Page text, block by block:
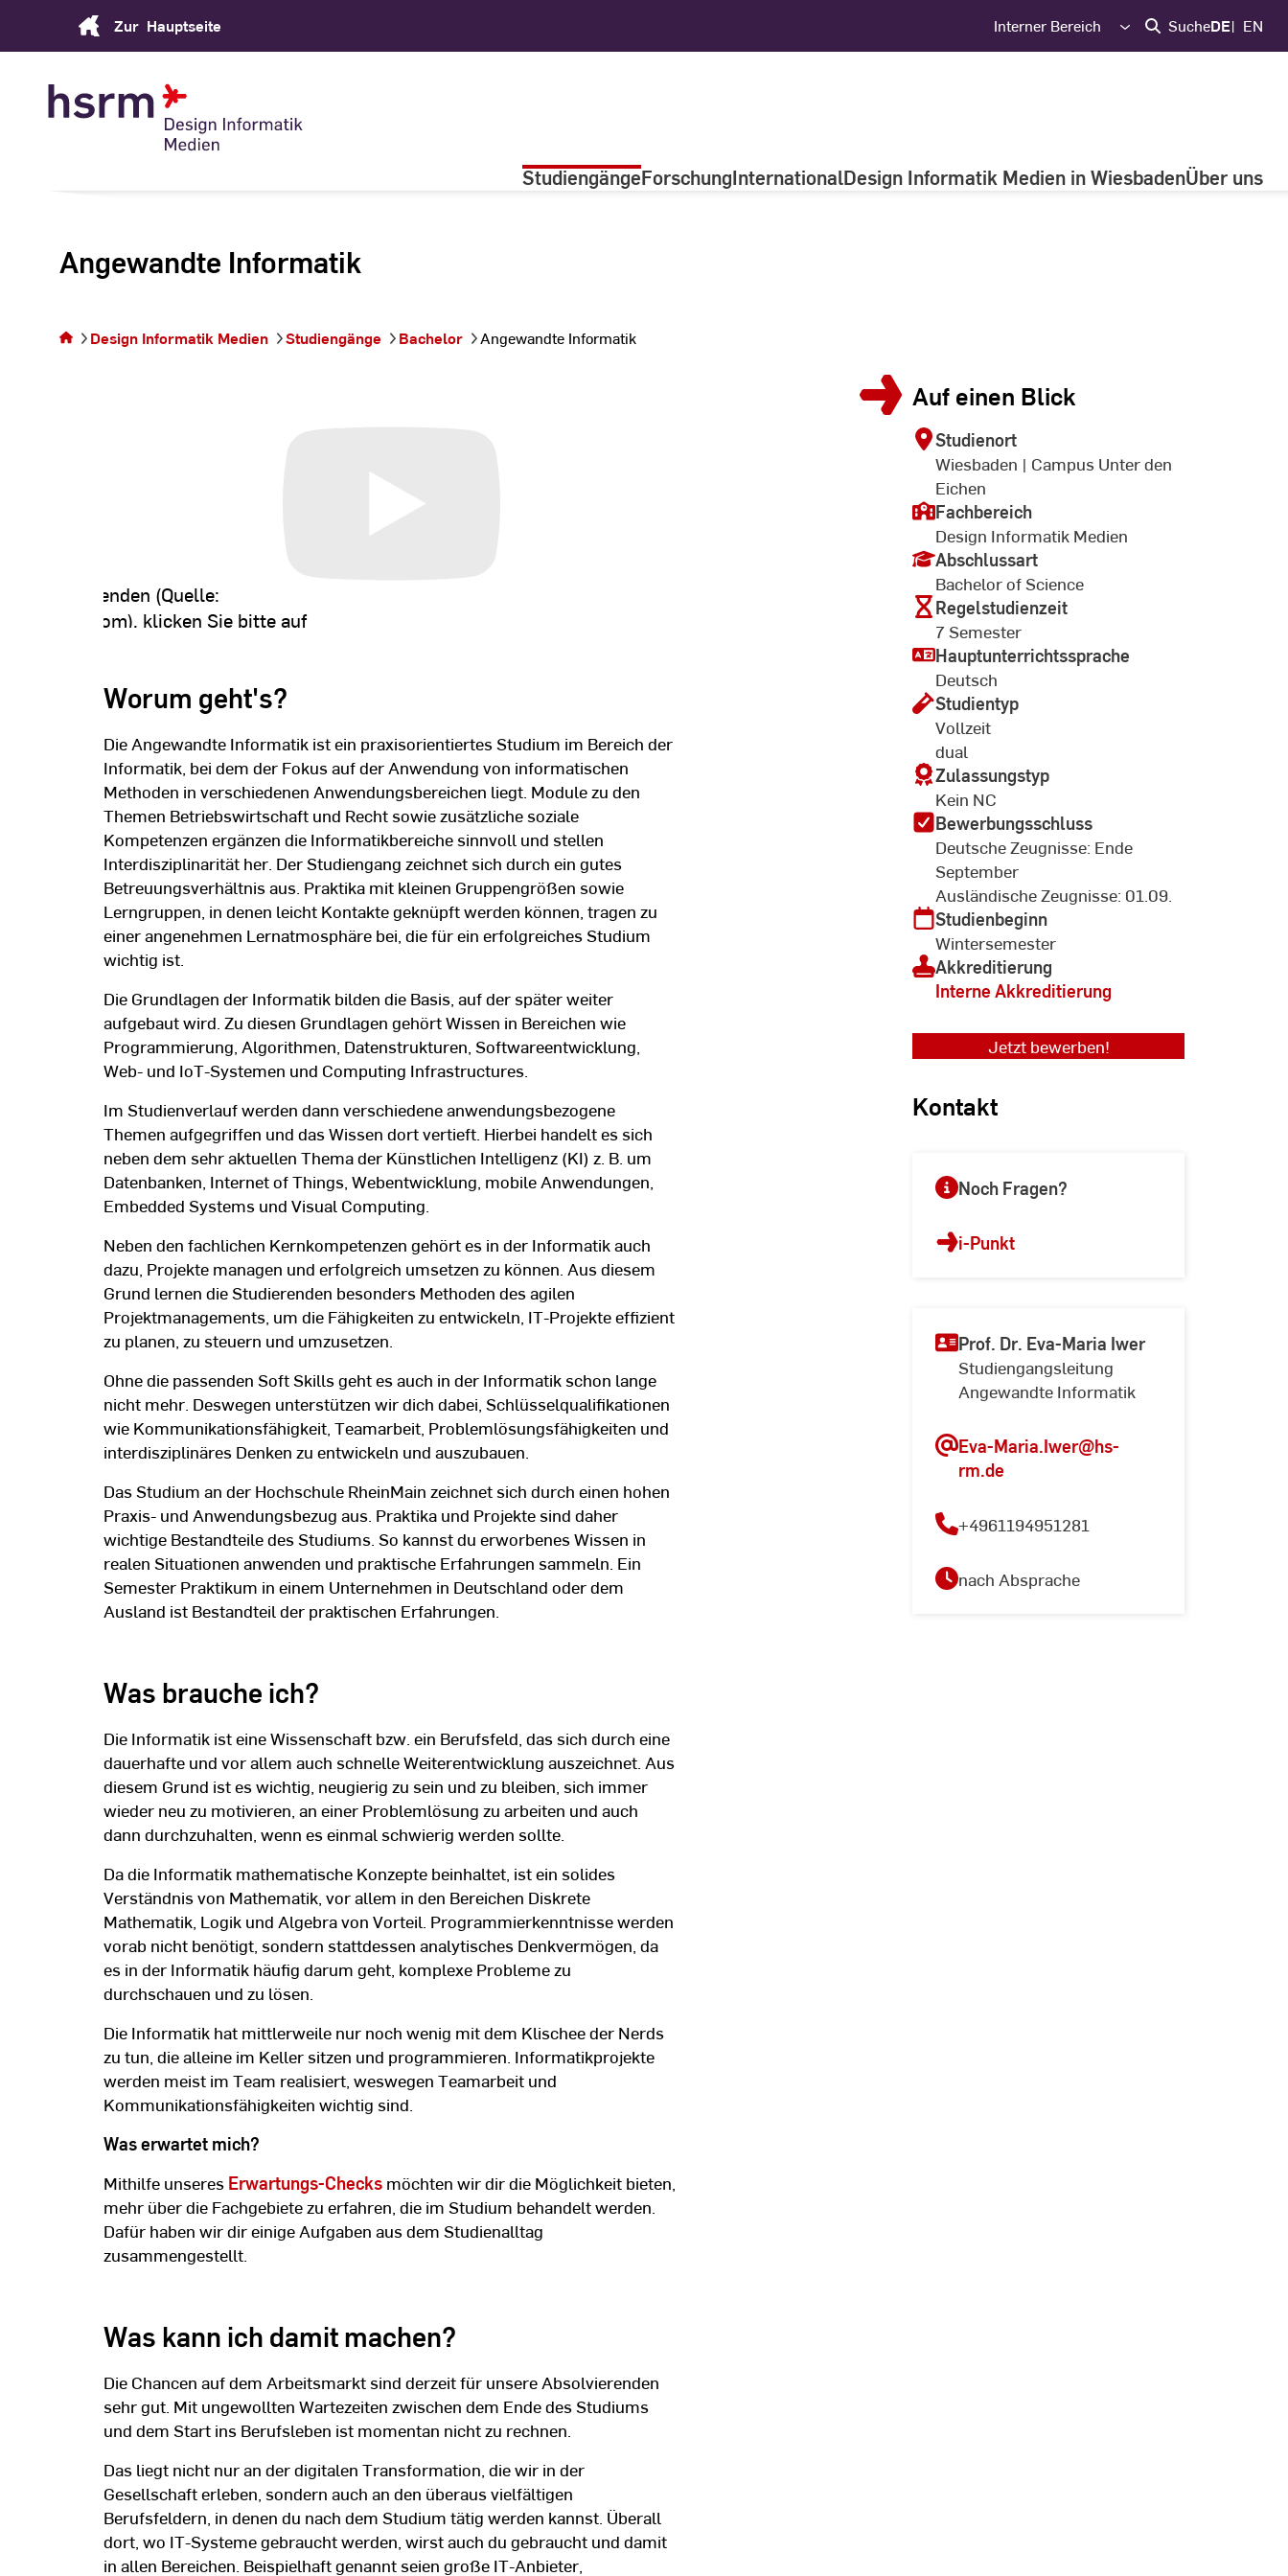
Zur Hauptseite Interner Bereich SucheDE EN
StudiengängeForschungInternationalDesign Informatik Medien in WiesbadenÜber uns
Angewandte Informatik
SeiteDesign Informatik Medien Studiengänge Bachelor Angewandte Informatik
Auf einen Blick
Studienort
Wiesbaden | Campus Unter den
Eichen
Fachbereich
Design Informatik Medien
Abschlussart
Bachelor of Science
Regelstudienzeit
7 Semester
Hauptunterrichtssprache
Deutsch
Studientyp
Vollzeit
dual
Zulassungstyp
Kein NC
Bewerbungsschluss
Deutsche Zeugnisse: Ende
September
Ausländische Zeugnisse: 01.09.
Studienbeginn
Wintersemester
Akkreditierung
Interne Akkreditierung
Jetzt bewerben!
Kontakt
Noch Fragen?
i-Punkt
Prof. Dr. Eva-Maria Iwer
Studiengangsleitung
Angewandte Informatik
Eva-Maria.Iwer@hs-
rm.de
+4961194951281
nach Absprache
zu verwenden (Quelle:
nocookie.com), klicken Sie bitte auf
oder Cookies gespeichert werden
.
Worum geht's?
Die Angewandte Informatik ist ein praxisorientiertes Studium im Bereich der
Informatik, bei dem der Fokus auf der Anwendung von informatischen
Methoden in verschiedenen Anwendungsbereichen liegt. Module zu den
Themen Betriebswirtschaft und Recht sowie zusätzliche soziale
Kompetenzen ergänzen die Informatikbereiche sinnvoll und stellen
Interdisziplinarität her. Der Studiengang zeichnet sich durch ein gutes
Betreuungsverhältnis aus. Praktika mit kleinen Gruppengrößen sowie
Lerngruppen, in denen leicht Kontakte geknüpft werden können, tragen zu
einer angenehmen Lernatmosphäre bei, die für ein erfolgreiches Studium
wichtig ist.
Die Grundlagen der Informatik bilden die Basis, auf der später weiter
aufgebaut wird. Zu diesen Grundlagen gehört Wissen in Bereichen wie
Programmierung, Algorithmen, Datenstrukturen, Softwareentwicklung,
Web- und IoT-Systemen und Computing Infrastructures.
Im Studienverlauf werden dann verschiedene anwendungsbezogene
Themen aufgegriffen und das Wissen dort vertieft. Hierbei handelt es sich
neben dem sehr aktuellen Thema der Künstlichen Intelligenz (KI) z. B. um
Datenbanken, Internet of Things, Webentwicklung, mobile Anwendungen,
Embedded Systems und Visual Computing.
Neben den fachlichen Kernkompetenzen gehört es in der Informatik auch
dazu, Projekte managen und erfolgreich umsetzen zu können. Aus diesem
Grund lernen die Studierenden besonders Methoden des agilen
Projektmanagements, um die Fähigkeiten zu entwickeln, IT-Projekte effizient
zu planen, zu steuern und umzusetzen.
Ohne die passenden Soft Skills geht es auch in der Informatik schon lange
nicht mehr. Deswegen unterstützen wir dich dabei, Schlüsselqualifikationen
wie Kommunikationsfähigkeit, Teamarbeit, Problemlösungsfähigkeiten und
interdisziplinäres Denken zu entwickeln und auszubauen.
Das Studium an der Hochschule RheinMain zeichnet sich durch einen hohen
Praxis- und Anwendungsbezug aus. Praktika und Projekte sind daher
wichtige Bestandteile des Studiums. So kannst du erworbenes Wissen in
realen Situationen anwenden und praktische Erfahrungen sammeln. Ein
Semester Praktikum in einem Unternehmen in Deutschland oder dem
Ausland ist Bestandteil der praktischen Erfahrungen.
Was brauche ich?
Die Informatik ist eine Wissenschaft bzw. ein Berufsfeld, das sich durch eine
dauerhafte und vor allem auch schnelle Weiterentwicklung auszeichnet. Aus
diesem Grund ist es wichtig, neugierig zu sein und zu bleiben, sich immer
wieder neu zu motivieren, an einer Problemlösung zu arbeiten und auch
dann durchzuhalten, wenn es einmal schwierig werden sollte.
Da die Informatik mathematische Konzepte beinhaltet, ist ein solides
Verständnis von Mathematik, vor allem in den Bereichen Diskrete
Mathematik, Logik und Algebra von Vorteil. Programmierkenntnisse werden
vorab nicht benötigt, sondern stattdessen analytisches Denkvermögen, da
es in der Informatik häufig darum geht, komplexe Probleme zu
durchschauen und zu lösen.
Die Informatik hat mittlerweile nur noch wenig mit dem Klischee der Nerds
zu tun, die alleine im Keller sitzen und programmieren. Informatikprojekte
werden meist im Team realisiert, weswegen Teamarbeit und
Kommunikationsfähigkeiten wichtig sind.
Was erwartet mich?
Mithilfe unseres Erwartungs-Checks möchten wir dir die Möglichkeit bieten,
mehr über die Fachgebiete zu erfahren, die im Studium behandelt werden.
Dafür haben wir dir einige Aufgaben aus dem Studienalltag
zusammengestellt.
Was kann ich damit machen?
Die Chancen auf dem Arbeitsmarkt sind derzeit für unsere Absolvierenden
sehr gut. Mit ungewollten Wartezeiten zwischen dem Ende des Studiums
und dem Start ins Berufsleben ist momentan nicht zu rechnen.
Das liegt nicht nur an der digitalen Transformation, die wir in der
Gesellschaft erleben, sondern auch an den überaus vielfältigen
Berufsfeldern, in denen du nach dem Studium tätig werden kannst. Überall
dort, wo IT-Systeme gebraucht werden, wirst auch du gebraucht und damit
in allen Bereichen. Beispielhaft genannt seien große IT-Anbieter,